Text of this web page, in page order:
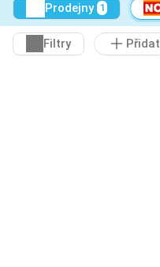
Prodejny 1
Filtry Přidat